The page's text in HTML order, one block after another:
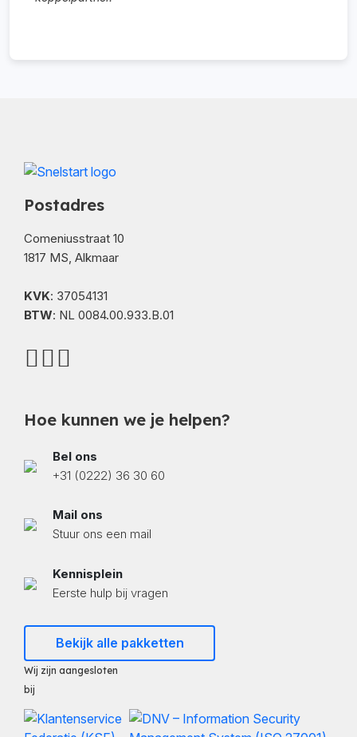
Postadres
Comeniusstraat 10
1817 MS, Alkmaar
KVK: 37054131
BTW: NL 0084.00.933.B.01
Hoe kunnen we je helpen?
Bel ons
+31 (0222) 36 30 60
Mail ons
Stuur ons een mail
Kennisplein
Eerste hulp bij vragen
Bekijk alle pakketten
Wij zijn aangesloten
bij